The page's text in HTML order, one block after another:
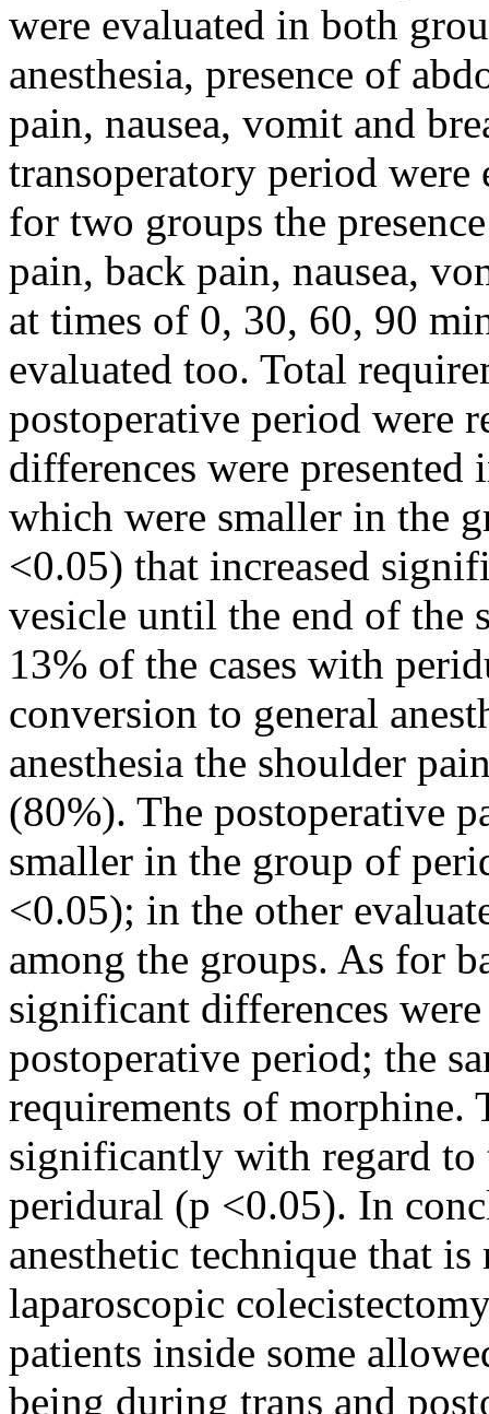
were evaluated in both
anesthesia, presence of
pain, nausea, vomit and
transoperatory period
for two groups the
pain, back pain, nausea,
at times of 0, 30, 60, 90
evaluated too. Total
postoperative period were
differences were
which were smaller in the
<0.05) that increased
vesicle until the end of the
13% of the cases with
conversion to general
anesthesia the shoulder
(80%). The postoperative
smaller in the group of
<0.05); in the other
among the groups. As for
significant differences
postoperative period; the
requirements of morphine.
significantly with regard to
peridural (p <0.05). In
anesthetic technique that
laparoscopic
patients inside some
being during trans and